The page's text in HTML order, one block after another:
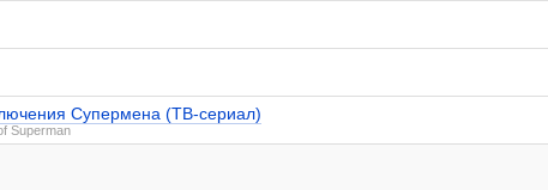
Супермена (ТВ-сериал)
Superman